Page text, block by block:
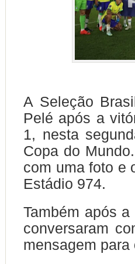
A Seleção
Pelé após a
1, nesta
Copa do
com uma foto e
Estádio 974.
Também após
conversaram
mensagem para